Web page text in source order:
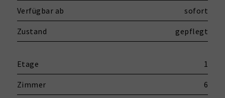
Verfügbar ab sofort
Zustand gepflegt
Etage 1
Zimmer 6